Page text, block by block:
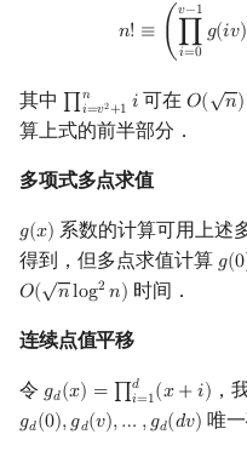
𝑛! ≡ (
𝑣−1
∏
𝑖=0
𝑔(𝑖𝑣)
∏i=0v
其中 ∏𝑛
𝑖=𝑣2+1 𝑖
∏i=v2+1 n 可在𝑂(
√
𝑛)
O(n)
算上式的前半部分．
多项式多点求值
𝑔(𝑥)
g(x) 系数的计算可用上述
得到，但多点求值计算 𝑔(0
g(0
𝑂(
√
𝑛log2 𝑛)
O(nlog2n) 时间．
连续点值平移
令 𝑔𝑑(𝑥) = ∏𝑑
𝑖=1(𝑥+𝑖)
gd(x) =∏ =1d(x+i ) ，
𝑔𝑑(0),𝑔𝑑(𝑣),… ,𝑔𝑑(𝑑𝑣)
gd(0),gd(v), …, gd(dv) 唯